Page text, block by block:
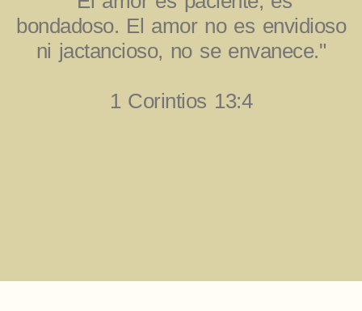
bondadoso. El amor no es envidioso
ni jactancioso, no se envanece."
1 Corintios 13:4